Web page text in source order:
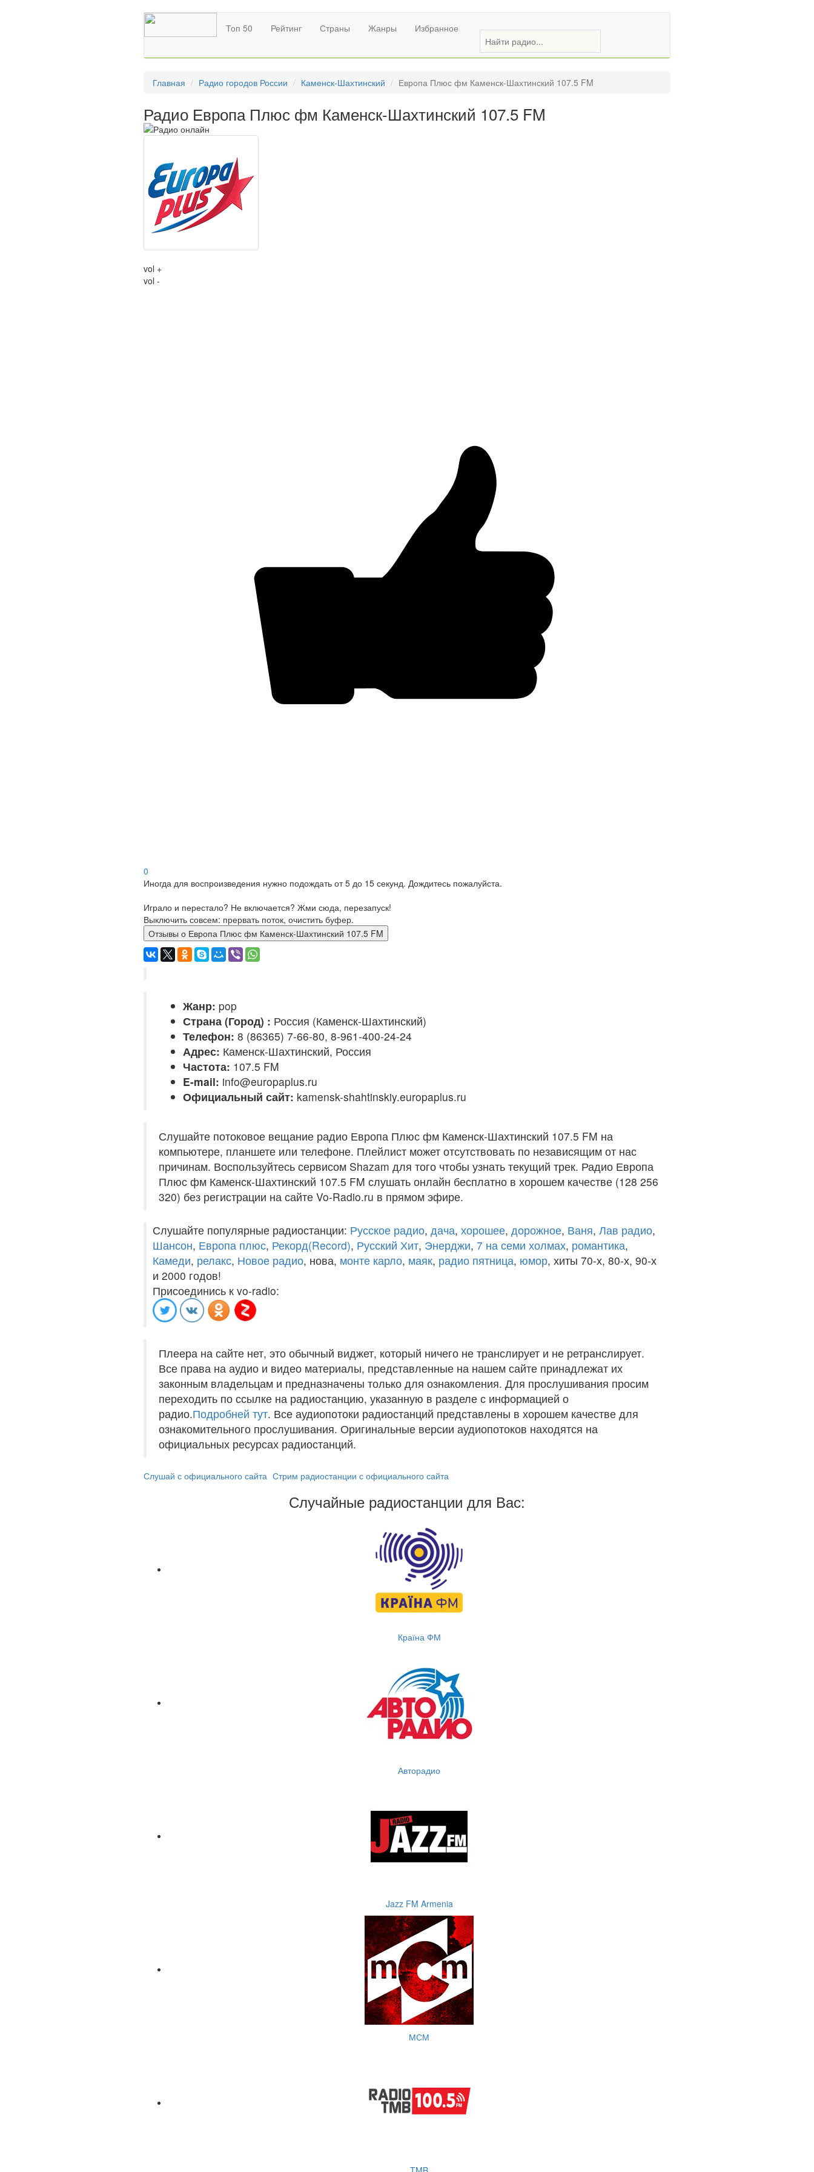
Топ 50 Рейтинг Страны Жанры Избранное
Главная Радио городов России Каменск-Шахтинский Европа Плюс фм Каменск-Шахтинский 107.5 FM
Радио Европа Плюс фм Каменск-Шахтинский 107.5 FM
vol +
vol -
0
Иногда для воспроизведения нужно подождать от 5 до 15 секунд. Дождитесь пожалуйста.
Играло и перестало? Не включается? Жми сюда, перезапуск!
Выключить совсем: прервать поток, очистить буфер.
Отзывы о Европа Плюс фм Каменск-Шахтинский 107.5 FM
Жанр: pop
Страна (Город) : Россия (Каменск-Шахтинский)
Телефон: 8 (86365) 7-66-80, 8-961-400-24-24
Адрес: Каменск-Шахтинский, Россия
Частота: 107.5 FM
E-mail: info@europaplus.ru
Официальный сайт: kamensk-shahtinskiy.europaplus.ru
Слушайте потоковое вещание радио Европа Плюс фм Каменск-Шахтинский 107.5 FM на
компьютере, планшете или телефоне. Плейлист может отсутствовать по независящим от нас
причинам. Воспользуйтесь сервисом Shazam для того чтобы узнать текущий трек. Радио Европа
Плюс фм Каменск-Шахтинский 107.5 FM слушать онлайн бесплатно в хорошем качестве (128 256
320) без регистрации на сайте Vo-Radio.ru в прямом эфире.
Слушайте популярные радиостанции: Русское радио, дача, хорошее, дорожное, Ваня, Лав радио,
Шансон, Европа плюс, Рекорд(Record), Русский Хит, Энерджи, 7 на семи холмах, романтика,
Камеди, релакс, Новое радио, нова, монте карло, маяк, радио пятница, юмор, хиты 70-х, 80-х, 90-х
и 2000 годов!
Присоединись к vo-radio:
Плеера на сайте нет, это обычный виджет, который ничего не транслирует и не ретранслирует.
Все права на аудио и видео материалы, представленные на нашем сайте принадлежат их
законным владельцам и предназначены только для ознакомления. Для прослушивания просим
переходить по ссылке на радиостанцию, указанную в разделе с информацией о
радио.Подробней тут. Все аудиопотоки радиостанций представлены в хорошем качестве для
ознакомительного прослушивания. Оригинальные версии аудиопотоков находятся на
официальных ресурсах радиостанций.
Слушай с официального сайта Стрим радиостанции с официального сайта
Случайные радиостанции для Вас:
Країна ФМ
Авторадио
Jazz FM Armenia
МСМ